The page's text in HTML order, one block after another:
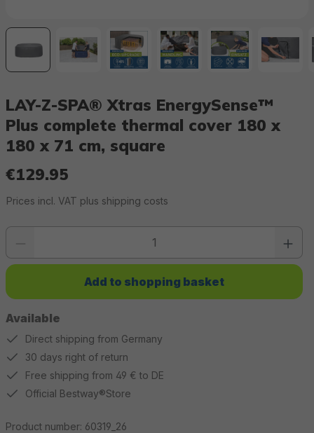
LAY-Z-SPA® Xtras EnergySense™
Plus complete thermal cover 180 x
180 x 71 cm, square
€129.95
Prices incl. VAT plus shipping costs
Available
Product quantity: Enter the desired value or use the buttons to increase or
Add to shopping basket
Direct shipping from Germany
30 days right of return
Free shipping from 49 € to DE
Official Bestway®Store
Product number: 60319_26